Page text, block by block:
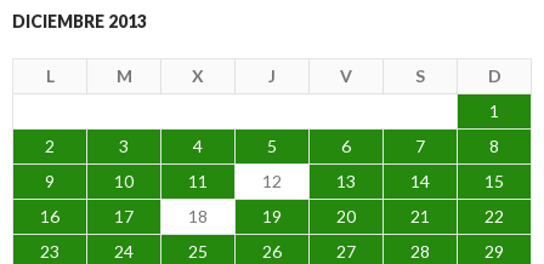
DICIEMBRE 2013
L M X J V S
D
1
2
3 4 5 6 7
8
9
10 11 12 13 14
15
16
17 18 19 20 21
22
23
24 25 26 27 28
29